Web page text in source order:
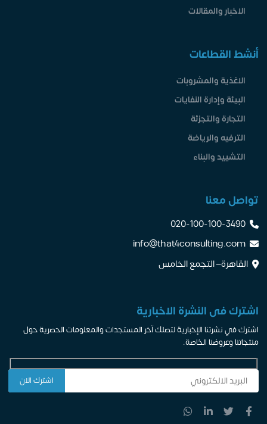
الاخبار والمقالات
أنشط القطاعات
الاغذية والمشروبات
البيئة وإدارة النفايات
التجارة والتجزئة
الترفيه والرياضة
التشييد والبناء
تواصل معنا
020-100-100-3490
info@that4consulting.com
القاهرة– التجمع الخامس
اشترك فى النشرة الاخبارية
اشترك في نشرتنا الإخبارية لتصلك آخر المستجدات والمعلومات الحصرية حول
منتجاتنا وعروضنا الخاصة.